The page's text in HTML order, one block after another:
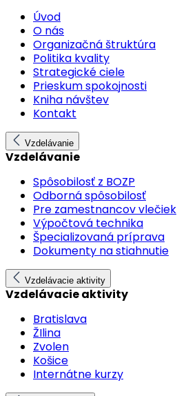
Úvod
O nás
Organizačná štruktúra
Politika kvality
Strategické ciele
Prieskum spokojnosti
Kniha návštev
Kontakt
Vzdelávanie
Vzdelávanie
Spôsobilosť z BOZP
Odborná spôsobilosť
Pre zamestnancov vlečiek
Výpočtová technika
Špecializovaná príprava
Dokumenty na stiahnutie
Vzdelávacie aktivity
Vzdelávacie aktivity
Bratislava
ŽIlina
Zvolen
Košice
Internátne kurzy